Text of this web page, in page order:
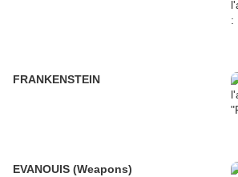
FRANKENSTEIN
EVANOUIS (Weapons)